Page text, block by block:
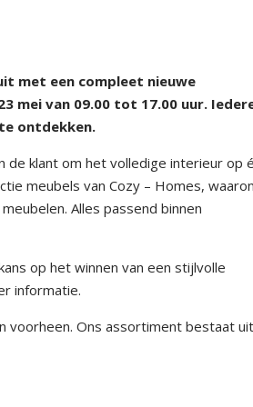
met een compleet nieuwe
mei van 09.00 tot 17.00 uur.
ontdekken.
de klant om het volledige interieur op
meubels van Cozy – Homes,
Alles passend binnen
op het winnen van een stijlvolle
informatie.
voorheen. Ons assortiment bestaat